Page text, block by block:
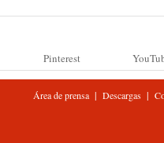
Pinterest
Área de prensa| Descargas|